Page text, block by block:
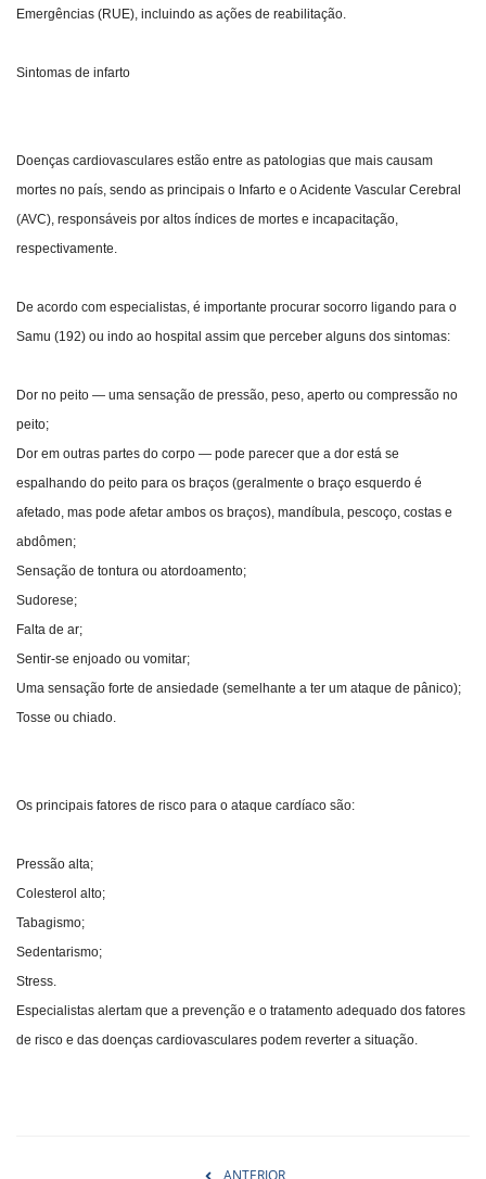
Emergências (RUE), incluindo as ações de reabilitação.
Sintomas de infarto
Doenças cardiovasculares estão entre as patologias que mais causam
mortes no país, sendo as principais o Infarto e o Acidente Vascular Cerebral
(AVC), responsáveis por altos índices de mortes e incapacitação,
respectivamente.
De acordo com especialistas, é importante procurar socorro ligando para o
Samu (192) ou indo ao hospital assim que perceber alguns dos sintomas:
Dor no peito — uma sensação de pressão, peso, aperto ou compressão no
peito;
Dor em outras partes do corpo — pode parecer que a dor está se
espalhando do peito para os braços (geralmente o braço esquerdo é
afetado, mas pode afetar ambos os braços), mandíbula, pescoço, costas e
abdômen;
Sensação de tontura ou atordoamento;
Sudorese;
Falta de ar;
Sentir-se enjoado ou vomitar;
Uma sensação forte de ansiedade (semelhante a ter um ataque de pânico);
Tosse ou chiado.
Os principais fatores de risco para o ataque cardíaco são:
Pressão alta;
Colesterol alto;
Tabagismo;
Sedentarismo;
Stress.
Especialistas alertam que a prevenção e o tratamento adequado dos fatores
de risco e das doenças cardiovasculares podem reverter a situação.